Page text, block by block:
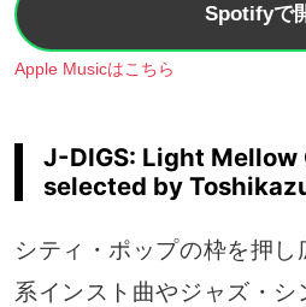
Spotifyで
Apple Musicはこちら
J-DIGS: Light Mellow
selected by
シティ・ポップの枠を押
系インスト曲やジャズ・シ